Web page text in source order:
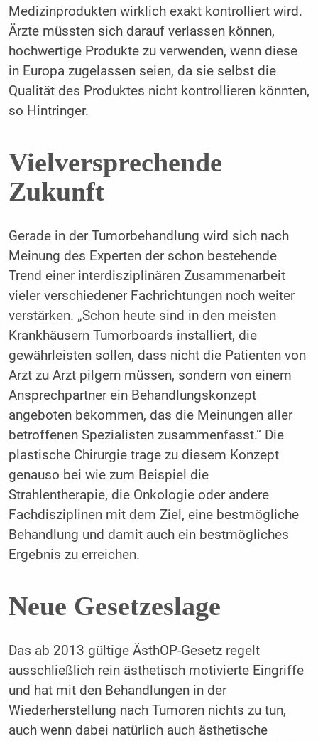
Medizinprodukten wirklich exakt kontrolliert wird.
Ärzte müssten sich darauf verlassen können,
hochwertige Produkte zu verwenden, wenn diese
in Europa zugelassen seien, da sie selbst die
Qualität des Produktes nicht kontrollieren könnten,
so Hintringer.
Vielversprechende
Zukunft
Gerade in der Tumorbehandlung wird sich nach
Meinung des Experten der schon bestehende
Trend einer interdisziplinären Zusammenarbeit
vieler verschiedener Fachrichtungen noch weiter
verstärken. „Schon heute sind in den meisten
Krankhäusern Tumorboards installiert, die
gewährleisten sollen, dass nicht die Patienten von
Arzt zu Arzt pilgern müssen, sondern von einem
Ansprechpartner ein Behandlungskonzept
angeboten bekommen, das die Meinungen aller
betroffenen Spezialisten zusammenfasst.“ Die
plastische Chirurgie trage zu diesem Konzept
genauso bei wie zum Beispiel die
Strahlentherapie, die Onkologie oder andere
Fachdisziplinen mit dem Ziel, eine bestmögliche
Behandlung und damit auch ein bestmögliches
Ergebnis zu erreichen.
Neue Gesetzeslage
Das ab 2013 gültige ÄsthOP-Gesetz regelt
ausschließlich rein ästhetisch motivierte Eingriffe
und hat mit den Behandlungen in der
Wiederherstellung nach Tumoren nichts zu tun,
auch wenn dabei natürlich auch ästhetische